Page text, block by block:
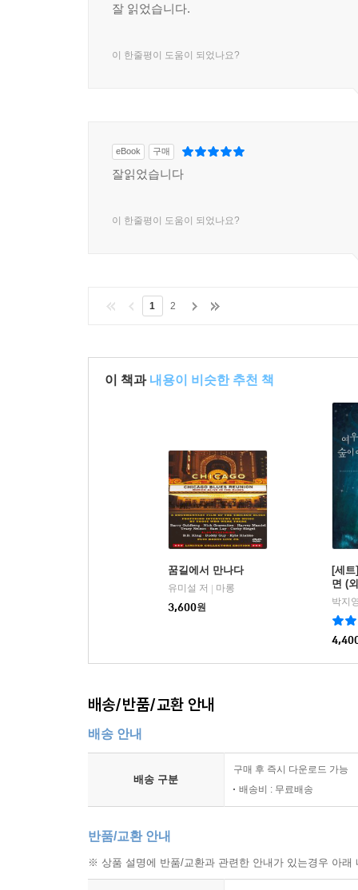
잘 읽었습니다.
이 한줄평이 도움이 되었나요?
eBook 구매
잘읽었습니다
이 한줄평이 도움이 되었나요?
1 2
이 책과 내용이 비슷한 추천 책
꿈길에서 만나다
유미설 저 | 마롱
3,600원
[세트
면 (
박지
배송/반품/교환 안내
배송 안내
배송 구분
구매 후 즉시 다운로드 가능
배송비 : 무료배송
반품/교환 안내
※ 상품 설명에 반품/교환과 관련한 안내가 있는경우 아